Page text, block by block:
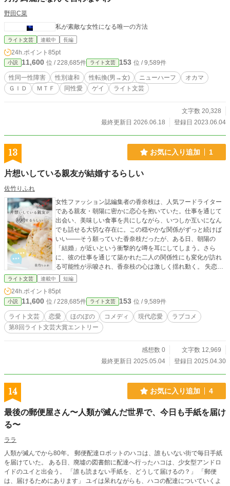
野田C菜
私が素敵な女性になる唯一の方法
ライト文芸 連載中 長編
24h.ポイント 85pt
小説 11,600 位 / 228,685件 ライト文芸 153 位 / 9,589件
性同一性障害 性別違和 性転換(男→女) ニューハーフ
オカマ
ＧＩＤ
ＭＴＦ 同性愛 ゲイ ライト文芸
文字数 20,328
最終更新日 2026.06.18
登録日 2023.06.04
13 お気に入り追加 1
片想いしている親友が結婚するらしい
佐竹りふれ
女性ファッション誌編集者の香奈枝は、人気フードライター
である親友・朝陽に密かに恋心を抱いていた。仕事を通じて
出会い、美味しい食事を共にしながら、いつしか互いになん
でも話せる大切な存在に。この穏やかな関係がずっと続けば
いい――そう願っていた香奈枝だったが、ある日、朝陽の
「結婚」が近いという衝撃的な噂を耳にしてしまう。さら
に、彼の仕事を通じて築かれた二人の関係性にも変化が訪れ
る可能性が示唆され、香奈枝の心は激しく揺れ動く。 失恋の
予感に胸を痛めながらも、いつものように朝陽と食事をする
を共にしたいと思える、食事よりも大切な人」の話だった。
彼の幸せそうな様子に、懸命に笑顔を取り繕う香奈枝。しか
し、彼女が失恋を受け入れようとしたその時、朝陽から放た
れたのは、予想もしない、あまりにもまっすぐな一言だっ
た……。
ライト文芸 連載中 短編
24h.ポイント 85pt
小説 11,600 位 / 228,685件 ライト文芸 153 位 / 9,589件
ライト文芸 恋愛 ほのぼの コメディ 現代恋愛
ラブコメ
第8回ライト文芸大賞エントリー
感想数 0
文字数 12,969
最終更新日 2025.05.04
登録日 2025.04.30
14 お気に入り追加 4
最後の郵便屋さん〜人類が滅んだ世界で、今日も手紙を届け
る〜
ララ
人類が滅んでから80年。 郵便配達ロボットのハコは、誰もいない街で毎日手紙
を届けていた。 ある日、廃墟の図書館に配達へ行ったハコは、少女型アンドロ
イドのユイと出会う。 「誰も読まない手紙を、どうして届けるの？」 「郵便
は、届けるためにあります」 ユイは呆れながらも、ハコの配達についていくよ